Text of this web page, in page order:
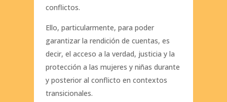
conflictos.
Ello, particularmente, para poder
garantizar la rendición de cuentas, es
decir, el acceso a la verdad, justicia y la
protección a las mujeres y niñas durante
y posterior al conflicto en contextos
transicionales.